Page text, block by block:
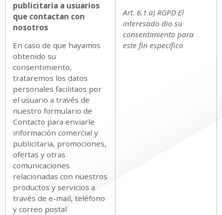
publicitaria a usuarios
que contactan con
nosotros
En caso de que hayamos
obtenido su
consentimiento,
trataremos los datos
personales facilitaos por
el usuario a través de
nuestro formulario de
Contacto para enviarle
información comercial y
publicitaria, promociones,
ofertas y otras
comunicaciones
relacionadas con nuestros
productos y servicios a
través de e-mail, teléfono
y correo postal
Art. 6.1 a) RGPD El
interesado dio su
consentimiento para
este fin específico